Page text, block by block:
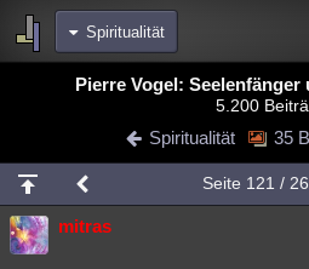
Spiritualität
Blogs
Chat Wiki Neuigkeiten
meine Rubriken
Menschen
Pierre Vogel:
5.200
Spiritualität 35
Seite 121 /
mitras